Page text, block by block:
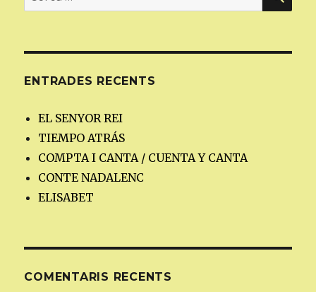
ENTRADES RECENTS
EL SENYOR REI
TIEMPO ATRÁS
COMPTA I CANTA / CUENTA Y CANTA
CONTE NADALENC
ELISABET
COMENTARIS RECENTS